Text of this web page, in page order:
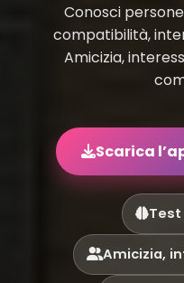
Conosci
compatibilità,
Amicizia,
Scarica
Amicizia,